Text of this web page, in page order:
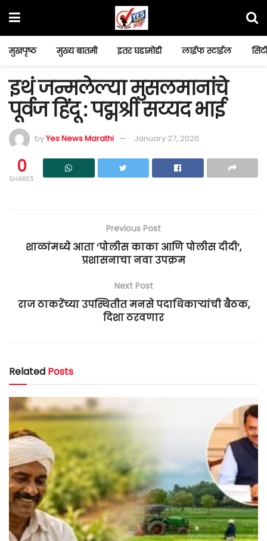
मुखपृष्ठ मुख्य बातमी इतर घडामोडी लाईफ स्टाईल
इथं जन्मलेल्या मुसलमानांचे
पूर्वज हिंदू : पद्मश्री सय्यद भाई
byYes News Marathi January 27, 2020
0
SHARES
Previous Post
शाळांमध्ये आता ‘पोलीस काका आणि पोलीस दीदी’,
प्रशासनाचा नवा उपक्रम
Next Post
राज ठाकरेंच्या उपस्थितीत मनसे पदाधिकाऱ्यांची बैठक,
दिशा ठरवणार
Related Posts